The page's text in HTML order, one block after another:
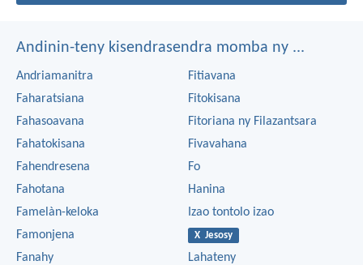
Andinin-teny kisendrasendra momba ny ...
Andriamanitra
Faharatsiana
Fahasoavana
Fahatokisana
Fahendresena
Fahotana
Famelàn-keloka
Famonjena
Fanahy
Fitiavana
Fitokisana
Fitoriana ny Filazantsara
Fivavahana
Fo
Hanina
Izao tontolo izao
X Jesosy
Lahateny